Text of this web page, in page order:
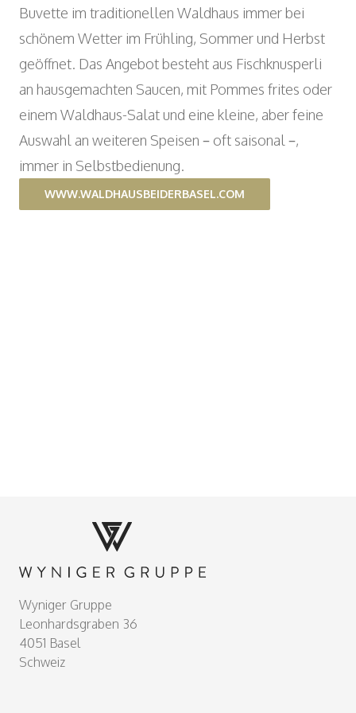
Wyniger Downtown Basel
Beratung und Outsourcing
Einkaufsgemeinschaft
ARBEITSINTEGRATION UND SOZIALES
ENGAGEMENT
Verein MALIAN
KUNST UND KULTUR
Theater im Teufelhof
Radio Waldhaus FM
Buvette im traditionellen Waldhaus immer bei
schönem Wetter im Frühling, Sommer und Herbst
geöffnet. Das Angebot besteht aus Fischknusperli
an hausgemachten Saucen, mit Pommes frites oder
einem Waldhaus-Salat und eine kleine, aber feine
Auswahl an weiteren Speisen – oft saisonal –,
immer in Selbstbedienung.
WWW.WALDHAUSBEIDERBASEL.COM
Wyniger Gruppe
Leonhardsgraben 36
4051 Basel
Schweiz